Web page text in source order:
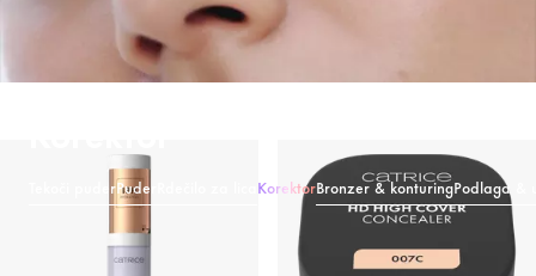
Tekoči puderPuder KorektorBronzer & konturingPodlaga &